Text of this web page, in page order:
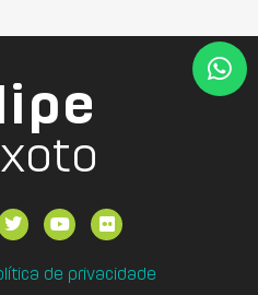
de privacidade